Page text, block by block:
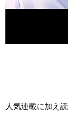
人気連載に加え